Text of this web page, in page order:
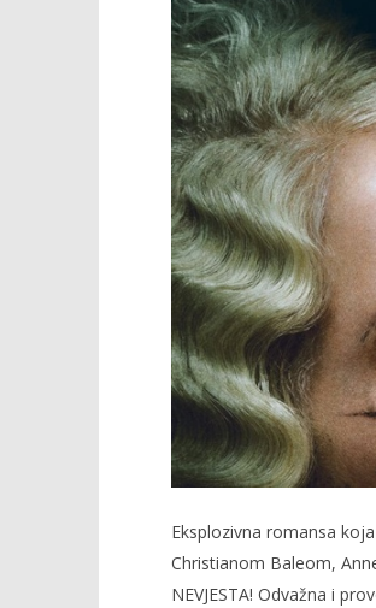
TRENUTNO
Nevjesta
13.03.2026.
slatina.net
Eksplozivna romansa
Christianom Baleom,
NEVJESTA! Odvažna i